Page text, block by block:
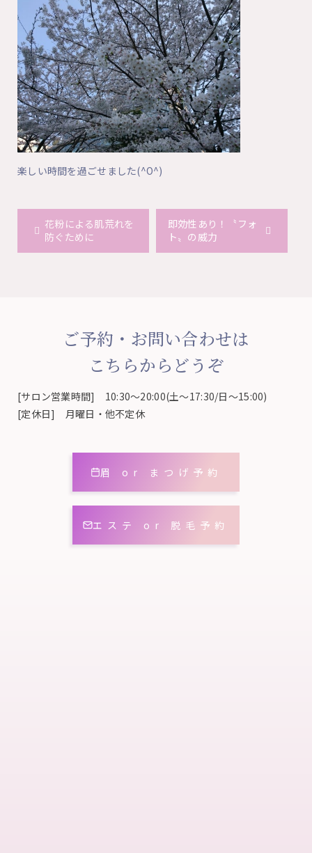
楽しい時間を過ごせました(^O^)
花粉による肌荒れを
防ぐために
即効性あり！〝フォ
ト〟の威力
ご予約・お問い合わせは
こちらからどうぞ
[サロン営業時間] 10:30～20:00(土～17:30/日～15:00)
[定休日] 月曜日・他不定休
眉 or まつげ予約
エステ or 脱毛予約